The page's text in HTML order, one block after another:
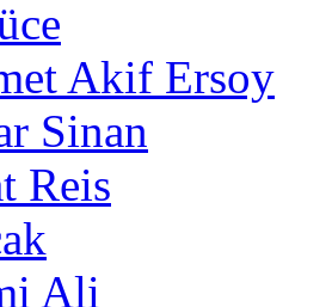
Akif Ersoy
Sinan
Reis
Ali